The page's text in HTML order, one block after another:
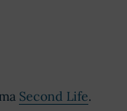
Second Life.